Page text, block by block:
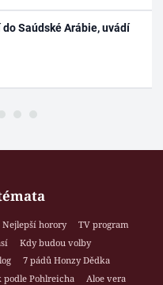
Saúdské Arábie, uvádí
Nejlepší horory
TV program
Kdy budou volby
7 pádů Honzy Dědka
podle Pohlreicha
Aloe vera